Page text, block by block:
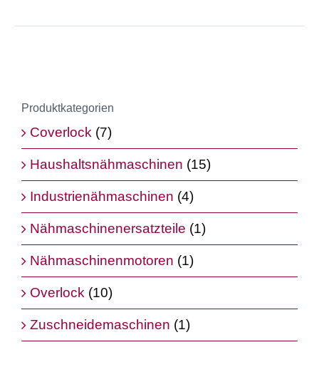
Produktkategorien
Coverlock (7)
Haushaltsnähmaschinen (15)
Industrienähmaschinen (4)
Nähmaschinenersatzteile (1)
Nähmaschinenmotoren (1)
Overlock (10)
Zuschneidemaschinen (1)